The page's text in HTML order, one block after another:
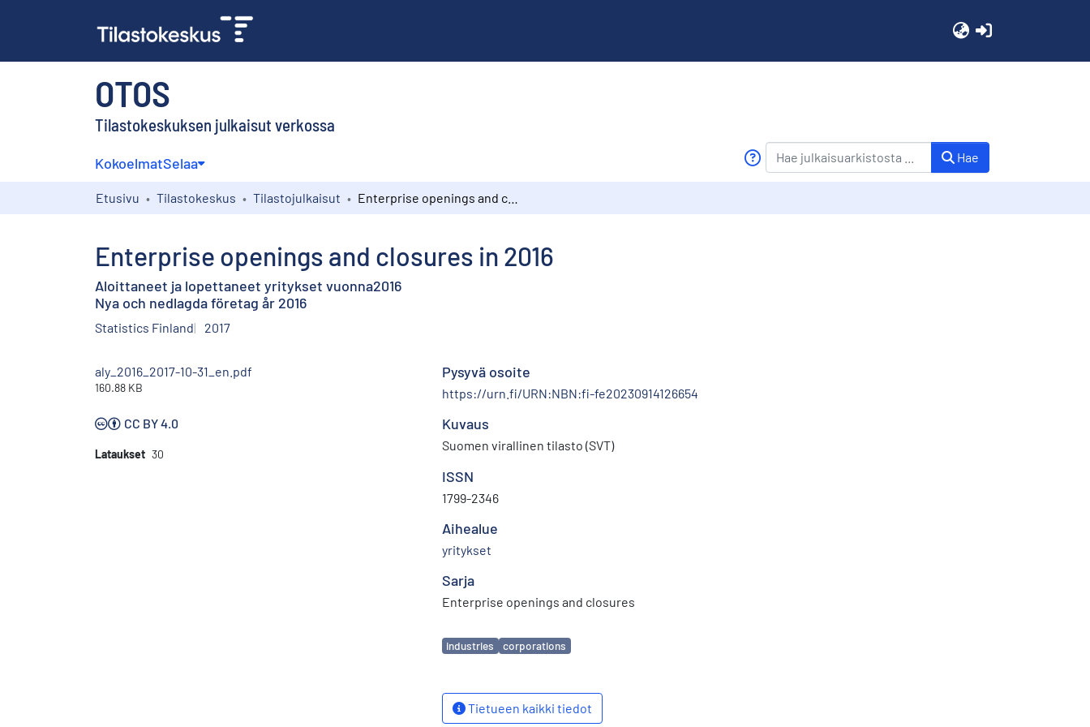
OTOS
Tilastokeskuksen julkaisut verkossa
KokoelmatSelaa Hae
Etusivu Tilastokeskus Tilastojulkaisut
Enterprise openings and closures in 2016
Aloittaneet ja lopettaneet yritykset vuonna2016
Nya och nedlagda företag år 2016
Statistics Finland 2017
aly_2016_2017-10-31_en.pdf
160.88 KB
CC BY 4.0
Lataukset 30
Pysyvä osoite
https://urn.fi/URN:NBN:fi-fe20230914126654
Kuvaus
Suomen virallinen tilasto (SVT)
ISSN
1799-2346
Aihealue
yritykset
Sarja
Enterprise openings and closures
Avainsanat
industries corporations
Tietueen kaikki tiedot